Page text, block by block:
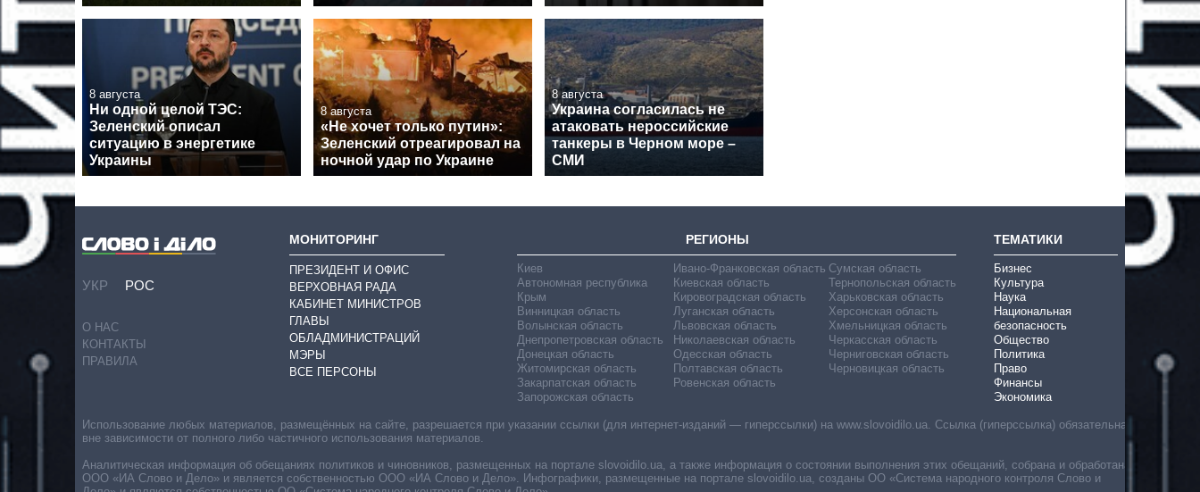
8 августа
Ни одной целой ТЭС:
Зеленский описал
ситуацию в энергетике
Украины
8 августа
«Не хочет только путин»:
Зеленский отреагировал на
ночной удар по Украине
8 августа
Украина согласилась не
атаковать нероссийские
танкеры в Черном море –
СМИ
УКР РОС
О НАС
КОНТАКТЫ
ПРАВИЛА
МОНИТОРИНГ
ПРЕЗИДЕНТ И ОФИС
ВЕРХОВНАЯ РАДА
КАБИНЕТ МИНИСТРОВ
ГЛАВЫ
ОБЛАДМИНИСТРАЦИЙ
МЭРЫ
ВСЕ ПЕРСОНЫ
РЕГИОНЫ
Киев
Автономная республика
Крым
Винницкая область
Волынская область
Днепропетровская область
Донецкая область
Житомирская область
Закарпатская область
Запорожская область
Ивано-Франковская область
Киевская область
Кировоградская область
Луганская область
Львовская область
Николаевская область
Одесская область
Полтавская область
Ровенская область
Сумская область
Тернопольская область
Харьковская область
Херсонская область
Хмельницкая область
Черкасская область
Черниговская область
Черновицкая область
ТЕМАТИКИ
Бизнес
Культура
Наука
Национальная
безопасность
Общество
Политика
Право
Финансы
Экономика
Использование любых материалов, размещённых на сайте, разрешается при указании ссылки (для интернет-изданий — гиперссылки) на www.slovoidilo.ua. Ссылка (гиперссылка) обязательна
вне зависимости от полного либо частичного использования материалов.
Аналитическая информация об обещаниях политиков и чиновников, размещенных на портале slovoidilo.ua, а также информация о состоянии выполнения этих обещаний, собрана и обработана
ООО «ИА Слово и Дело» и является собственностью ООО «ИА Слово и Дело». Инфографики, размещенные на портале slovoidilo.ua, созданы ОО «Система народного контроля Слово и